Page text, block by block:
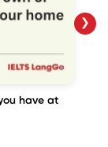
have at
❯